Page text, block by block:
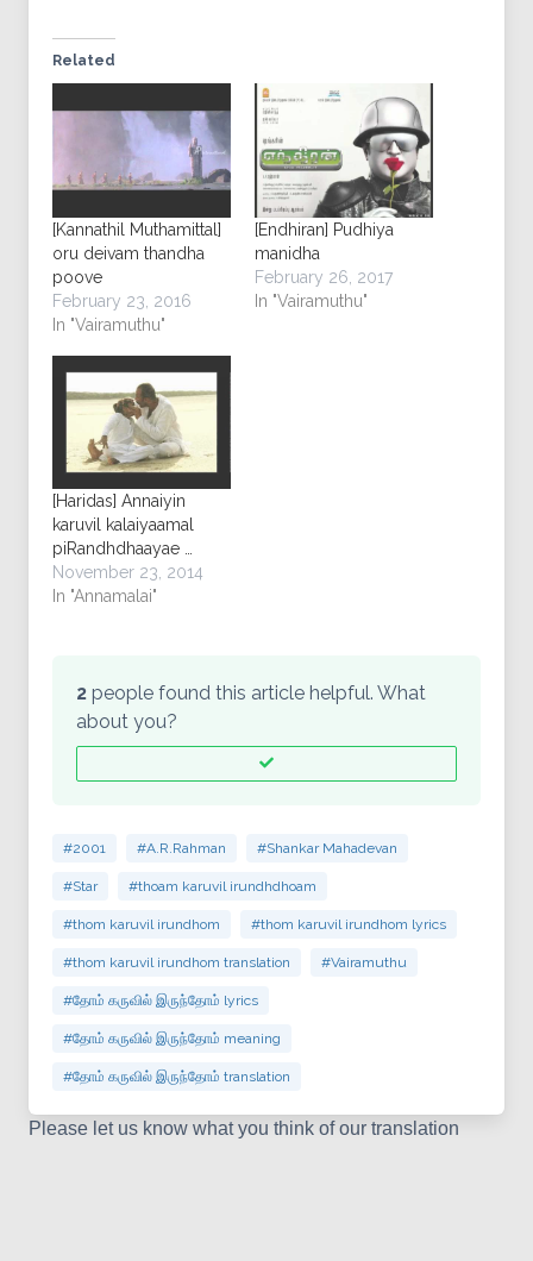
Related
[Kannathil Muthamittal]
oru deivam thandha
poove
February 23, 2016
In "Vairamuthu"
[Endhiran] Pudhiya
manidha
February 26, 2017
In "Vairamuthu"
[Haridas] Annaiyin
karuvil kalaiyaamal
piRandhdhaayae …
November 23, 2014
In "Annamalai"
2 people found this article helpful. What
about you?
#2001 #A.R.Rahman #Shankar Mahadevan
#Star #thoam karuvil irundhdhoam
#thom karuvil irundhom #thom karuvil irundhom lyrics
#thom karuvil irundhom translation #Vairamuthu
#தோம் கருவில் இருந்தோம் lyrics
#தோம் கருவில் இருந்தோம் meaning
#தோம் கருவில் இருந்தோம் translation
Please let us know what you think of our translation